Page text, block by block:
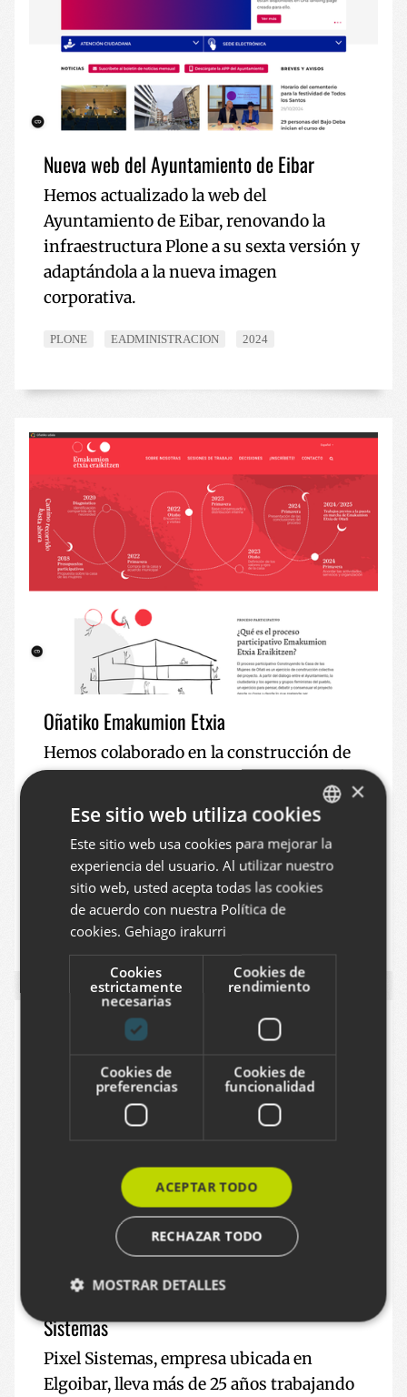
Nueva web del Ayuntamiento de Eibar
Hemos actualizado la web del
Ayuntamiento de Eibar, renovando la
infraestructura Plone a su sexta versión y
adaptándola a la nueva imagen
corporativa.
PLONE EADMINISTRACION 2024
Oñatiko Emakumion Etxia
Hemos colaborado en la construcción de
colectiva de la iniciativa de la Casa de
participativo, utilizando para ello el
gestor de contenidos Plone CMS.
Sistemas
Pixel Sistemas, empresa ubicada en
Elgoibar, lleva más de 25 años trabajando
BASQUE
SPANISH
×
Ese sitio web utiliza cookies
Este sitio web usa cookies para mejorar la
experiencia del usuario. Al utilizar nuestro
sitio web, usted acepta todas las cookies
de acuerdo con nuestra Política de
cookies. Gehiago irakurri
Cookies
estrictamente
necesarias
Cookies de
rendimiento
Cookies de
preferencias
Cookies de
funcionalidad
ACEPTAR TODO
RECHAZAR TODO
MOSTRAR DETALLES
Cookies estrictamente necesarias
Cookies de rendimiento